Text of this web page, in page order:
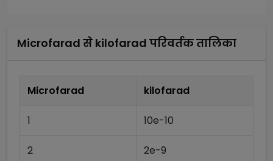
Microfarad से kilofarad परिवर्तक तालिका
Microfarad kilofarad
1 10e-10
2 2e-9